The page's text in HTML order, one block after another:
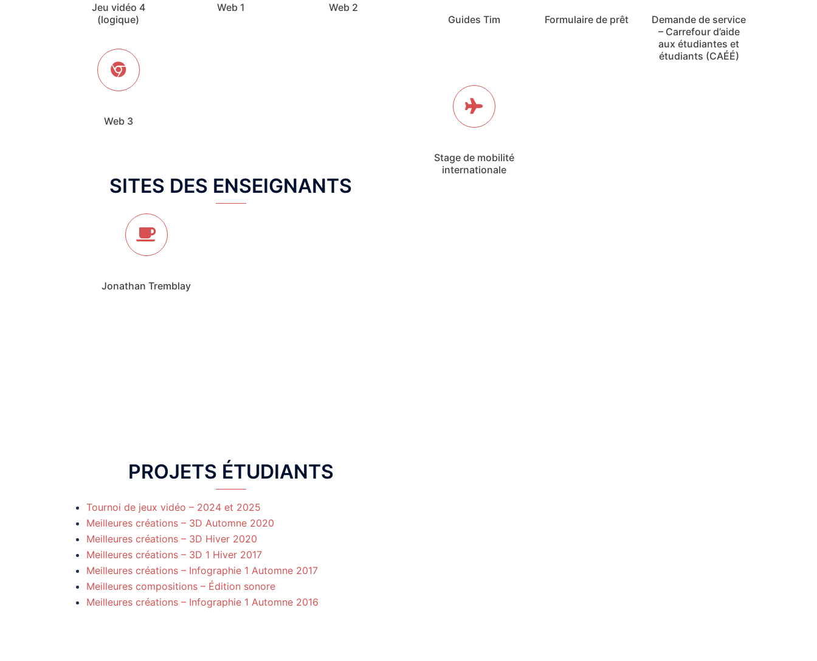
Jeu vidéo 4
(logique)
Web 1 Web 2
Web 3
SITES DES ENSEIGNANTS
Jonathan Tremblay
Guides Tim Formulaire de prêt
Demande de service
– Carrefour d’aide
aux étudiantes et
étudiants (CAÉÉ)
Stage de mobilité
internationale
PROJETS ÉTUDIANTS
Tournoi de jeux vidéo – 2024 et 2025
Meilleures créations – 3D Automne 2020
Meilleures créations – 3D Hiver 2020
Meilleures créations – 3D 1 Hiver 2017
Meilleures créations – Infographie 1 Automne 2017
Meilleures compositions – Édition sonore
Meilleures créations – Infographie 1 Automne 2016